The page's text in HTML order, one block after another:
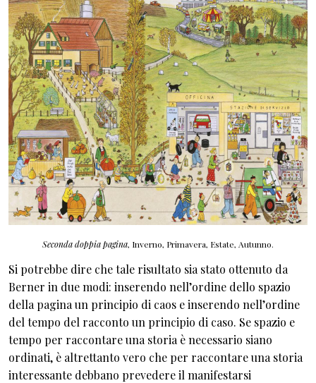
Seconda doppia pagina, Inverno, Primavera, Estate, Autunno.
Si potrebbe dire che tale risultato sia stato ottenuto da
Berner in due modi: inserendo nell’ordine dello spazio
della pagina un principio di caos e inserendo nell’ordine
del tempo del racconto un principio di caso. Se spazio e
tempo per raccontare una storia è necessario siano
ordinati, è altrettanto vero che per raccontare una storia
interessante debbano prevedere il manifestarsi